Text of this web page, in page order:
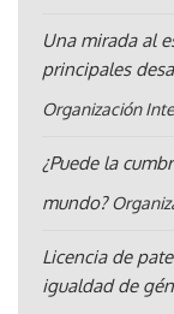
Una mirada al
principales
Organización
¿Puede la
mundo?
Licencia de
igualdad de